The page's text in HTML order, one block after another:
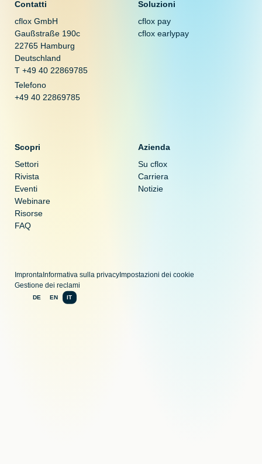
Contatti
cflox GmbH
Gaußstraße 190c
22765 Hamburg
Deutschland
T +49 40 22869785
Telefono
+49 40 22869785
Soluzioni
cflox pay
cflox earlypay
Scopri
Settori
Rivista
Eventi
Webinare
Risorse
FAQ
Azienda
Su cflox
Carriera
Notizie
DE EN IT
ImprontaInformativa sulla privacyImpostazioni dei cookie
Gestione dei reclami